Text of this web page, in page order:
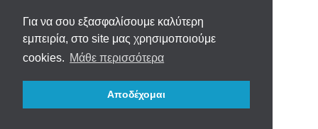
Για να σου εξασφαλίσουμε καλύτερη
εμπειρία, στο site μας χρησιμοποιούμε
cookies. Μάθε περισσότερα
Αποδέχομαι